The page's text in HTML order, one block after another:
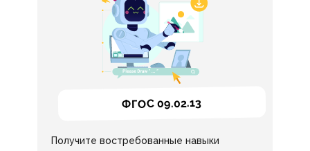
ФГОС 09.02.13
Получите востребованные навыки